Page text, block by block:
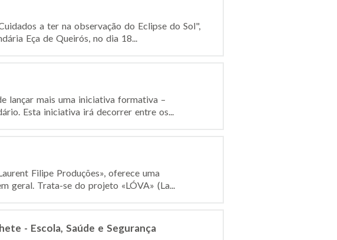
a ter na observação do Eclipse do Sol",
Eça de Queirós, no dia 18...
lançar mais uma iniciativa formativa –
Esta iniciativa irá decorrer entre os...
Filipe Produções», oferece uma
geral. Trata-se do projeto «LÓVA» (La...
- Escola, Saúde e Segurança